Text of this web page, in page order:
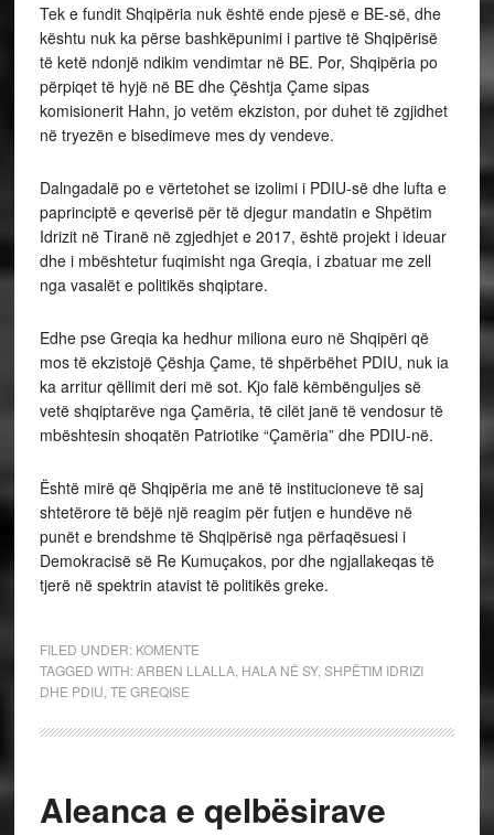
Tek e fundit Shqipëria nuk është ende pjesë e BE-së, dhe
kështu nuk ka përse bashkëpunimi i partive të Shqipërisë
të ketë ndonjë ndikim vendimtar në BE. Por, Shqipëria po
përpiqet të hyjë në BE dhe Çështja Çame sipas
komisionerit Hahn, jo vetëm ekziston, por duhet të zgjidhet
në tryezën e bisedimeve mes dy vendeve.
Dalngadalë po e vërtetohet se izolimi i PDIU-së dhe lufta e
paprinciptë e qeverisë për të djegur mandatin e Shpëtim
Idrizit në Tiranë në zgjedhjet e 2017, është projekt i ideuar
dhe i mbështetur fuqimisht nga Greqia, i zbatuar me zell
nga vasalët e politikës shqiptare.
Edhe pse Greqia ka hedhur miliona euro në Shqipëri që
mos të ekzistojë Çëshja Çame, të shpërbëhet PDIU, nuk ia
ka arritur qëllimit deri më sot. Kjo falë këmbënguljes së
vetë shqiptarëve nga Çamëria, të cilët janë të vendosur të
mbështesin shoqatën Patriotike “Çamëria” dhe PDIU-në.
Është mirë që Shqipëria me anë të institucioneve të saj
shtetërore të bëjë një reagim për futjen e hundëve në
punët e brendshme të Shqipërisë nga përfaqësuesi i
Demokracisë së Re Kumuçakos, por dhe ngjallakeqas të
tjerë në spektrin atavist të politikës greke.
FILED UNDER: KOMENTE
TAGGED WITH:ARBEN LLALLA, HALA NË SY, SHPËTIM IDRIZI
DHE PDIU TE GREQISE
Aleanca e qelbësirave